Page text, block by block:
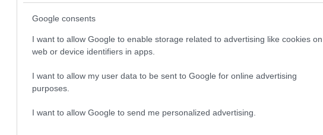
Google consents
I want to allow Google to enable storage related to advertising like cookies on
web or device identifiers in apps.
I want to allow my user data to be sent to Google for online advertising
purposes.
I want to allow Google to send me personalized advertising.
Feltárulnak a Balaton titkai
A lakosságra is fontos szerep
Látlelet a hazai víziközművekről?